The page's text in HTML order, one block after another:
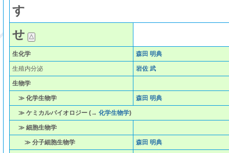
す
せ
生化学 森田 明典
生殖内分泌 岩佐 武
生物学
≫ 化学生物学 森田 明典
≫ ケミカルバイオロジー (→ 化学生物学)
≫ 細胞生物学
≫ 分子細胞生物学 森田 明典